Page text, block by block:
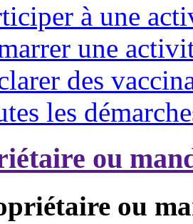
à une
une
des
les
ou
ou